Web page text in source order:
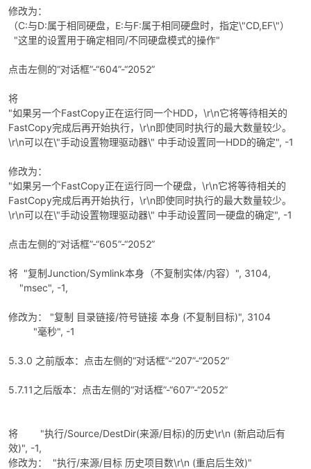
修改为：
（C:与D:属于相同硬盘，E:与F:属于相同硬盘时，指定\"CD,EF\"）
"这里的设置用于确定相同/不同硬盘模式的操作"
点击左侧的“对话框”-“604”-“2052”
将
"如果另一个FastCopy正在运行同一个HDD，\r\n它将等待相关的
FastCopy完成后再开始执行，\r\n即使同时执行的最大数量较少。
\r\n可以在\"手动设置物理驱动器\" 中手动设置同一HDD的确定", -1
修改为：
"如果另一个FastCopy正在运行同一个硬盘，\r\n它将等待相关的
FastCopy完成后再开始执行，\r\n即使同时执行的最大数量较少。
\r\n可以在\"手动设置物理驱动器\" 中手动设置同一硬盘的确定", -1
点击左侧的“对话框”-“605”-“2052”
将 "复制Junction/Symlink本身（不复制实体/内容）", 3104,
"msec", -1,
修改为： "复制 目录链接/符号链接 本身 (不复制目标)", 3104
"毫秒", -1
5.3.0 之前版本：点击左侧的“对话框”-“207”-“2052”
5.7.11之后版本：点击左侧的“对话框”-“607”-“2052”
将 "执行/Source/DestDir(来源/目标)的历史\r\n (新启动后有
效)", -1,
修改为： "执行/来源/目标 历史项目数\r\n (重启后生效)"